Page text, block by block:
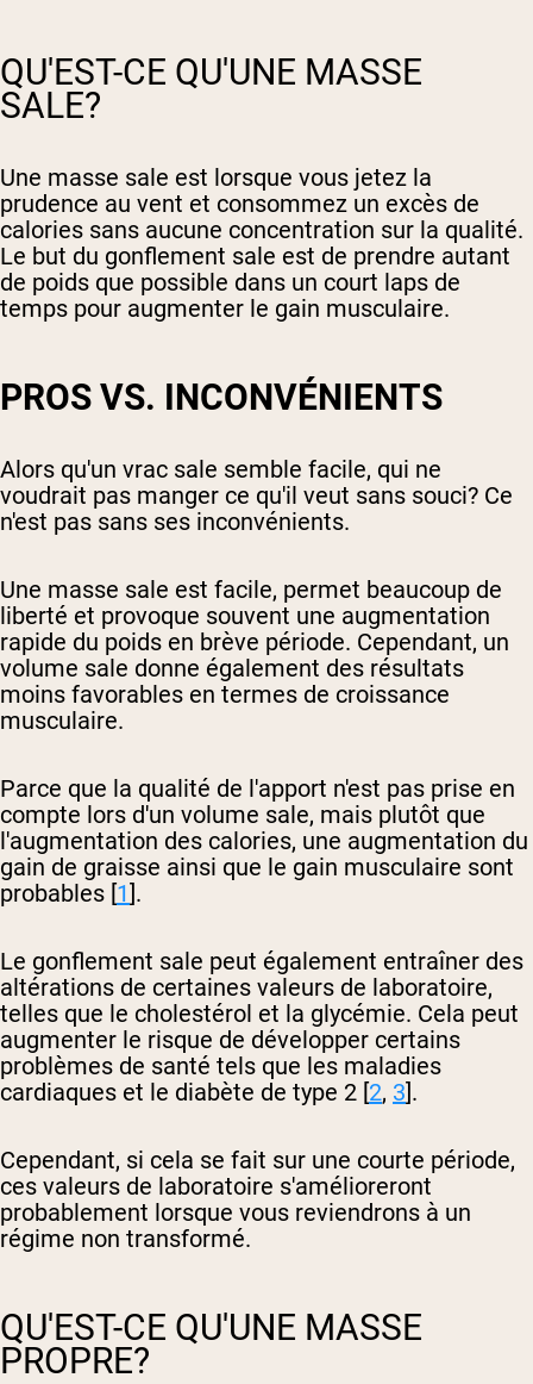
QU'EST-CE QU'UNE MASSE
SALE?
Une masse sale est lorsque vous jetez la
prudence au vent et consommez un excès de
calories sans aucune concentration sur la qualité.
Le but du gonflement sale est de prendre autant
de poids que possible dans un court laps de
temps pour augmenter le gain musculaire.
PROS VS. INCONVÉNIENTS
Alors qu'un vrac sale semble facile, qui ne
voudrait pas manger ce qu'il veut sans souci? Ce
n'est pas sans ses inconvénients.
Une masse sale est facile, permet beaucoup de
liberté et provoque souvent une augmentation
rapide du poids en brève période. Cependant, un
volume sale donne également des résultats
moins favorables en termes de croissance
musculaire.
Parce que la qualité de l'apport n'est pas prise en
compte lors d'un volume sale, mais plutôt que
l'augmentation des calories, une augmentation du
gain de graisse ainsi que le gain musculaire sont
probables [1].
Le gonflement sale peut également entraîner des
altérations de certaines valeurs de laboratoire,
telles que le cholestérol et la glycémie. Cela peut
augmenter le risque de développer certains
problèmes de santé tels que les maladies
cardiaques et le diabète de type 2 [2, 3].
Cependant, si cela se fait sur une courte période,
ces valeurs de laboratoire s'amélioreront
probablement lorsque vous reviendrons à un
régime non transformé.
QU'EST-CE QU'UNE MASSE
PROPRE?